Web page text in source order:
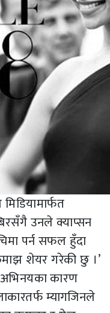
उनले क्याप्सन
पर्न सफल हुँदा
शेयर गरेकी छु ।’
अभिनयका कारण
म्यागजिनले